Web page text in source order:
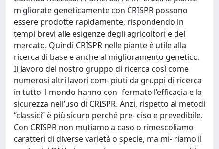
migliorate geneticamente con CRISPR possono
essere prodotte rapidamente, rispondendo in
tempi brevi alle esigenze degli agricoltori e del
mercato. Quindi CRISPR nelle piante è utile alla
ricerca di base e anche al miglioramento genetico.
Il lavoro del nostro gruppo di ricerca così come
numerosi altri lavori com- piuti da gruppi di ricerca
in tutto il mondo hanno con- fermato l’efficacia e la
sicurezza nell’uso di CRISPR. Anzi, rispetto ai metodi
“classici” è più sicuro perché pre- ciso e prevedibile.
Con CRISPR non mutiamo a caso o rimescoliamo
caratteri di diverse varietà o specie, ma mi- riamo il